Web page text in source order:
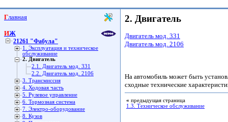
Главная
ИЖ
21261 "Фабула"
1. Эксплуатация и техническое
обслуживание
2. Двигатель
2.1. Двигатель мод. 331
2.2. Двигатель мод. 2106
3. Трансмиссия
4. Ходовая часть
5. Рулевое управление
6. Тормозная система
7. Электро-оборудование
8. Кузов
2. Двигатель
Двигатель мод. 331
Двигатель мод. 2106
На автомобиль может быть
сходные технические
« предыдущая страница
1.3. Техническое обслуживание